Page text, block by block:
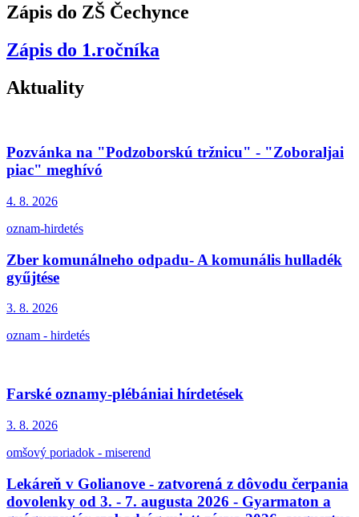
Zápis do ZŠ Čechynce
Zápis do 1.ročníka
Aktuality
Pozvánka na "Podzoborskú tržnicu" - "Zoboraljai
piac" meghívó
4. 8. 2026
oznam-hirdetés
Zber komunálneho odpadu- A komunális hulladék
gyűjtése
3. 8. 2026
oznam - hirdetés
Farské oznamy-plébániai hírdetések
3. 8. 2026
omšový poriadok - miserend
Lekáreň v Golianove - zatvorená z dôvodu čerpania
dovolenky od 3. - 7. augusta 2026 - Gyarmaton a